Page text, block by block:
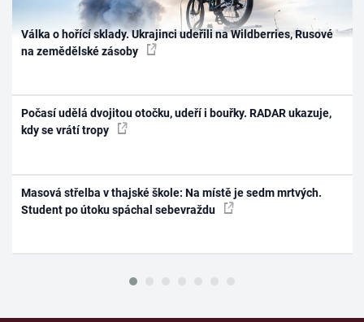
Válka o hořící sklady. Ukrajinci udeřili na Wildberries, Rusové
na zemědělské zásoby
Počasí udělá dvojitou otočku, udeří i bouřky. RADAR ukazuje,
kdy se vrátí tropy
Masová střelba v thajské škole: Na místě je sedm mrtvých.
Student po útoku spáchal sebevraždu